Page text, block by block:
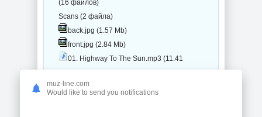
(16 файлов)
Scans (2 файла)
back.jpg (1.57 Mb)
front.jpg (2.84 Mb)
01. Highway To The Sun.mp3 (11.41
02. Can't Find Love.mp3 (12.89 Mb)
muz-line.com
Would like to send you notifications